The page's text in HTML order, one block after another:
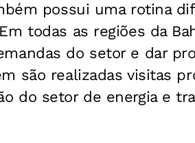
possui uma rotina
todas as regiões da
do setor e dar
são realizadas visitas
do setor de energia e